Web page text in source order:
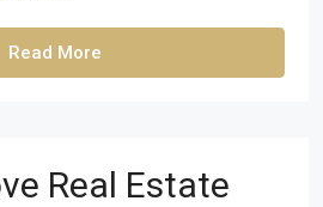
Read More
Real Estate